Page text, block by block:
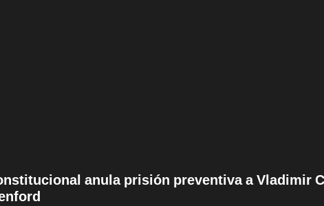
anula prisión preventiva a Vladimir